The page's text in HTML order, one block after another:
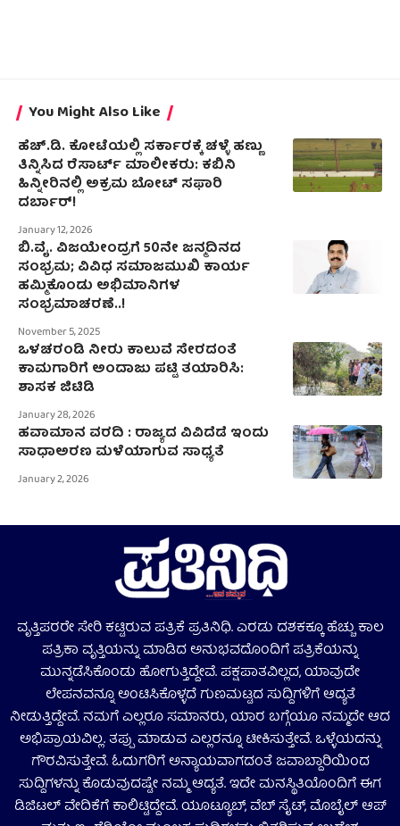
You Might Also Like
ಹೆಚ್.ಡಿ. ಕೋಟೆಯಲ್ಲಿ ಸರ್ಕಾರಕ್ಕೆ ಚಳ್ಳೆ ಹಣ್ಣು
ತಿನ್ನಿಸಿದ ರೆಸಾರ್ಟ್ ಮಾಲೀಕರು: ಕಬಿನಿ
ಹಿನ್ನೀರಿನಲ್ಲಿ ಅಕ್ರಮ ಬೋಟ್ ಸಫಾರಿ
ದರ್ಬಾರ್!
January 12, 2026
ಬಿ.ವೈ. ವಿಜಯೇಂದ್ರಗೆ 50ನೇ ಜನ್ಮದಿನದ
ಸಂಭ್ರಮ; ವಿವಿಧ ಸಮಾಜಮುಖಿ ಕಾರ್ಯ
ಹಮ್ಮಿಕೊಂಡು ಅಭಿಮಾನಿಗಳ
ಸಂಭ್ರಮಾಚರಣೆ..!
November 5, 2025
ಒಳಚರಂಡಿ ನೀರು ಕಾಲುವೆ ಸೇರದಂತೆ
ಕಾಮಗಾರಿಗೆ ಅಂದಾಜು ಪಟ್ಟಿ ತಯಾರಿಸಿ:
ಶಾಸಕ ಜಿಟಿಡಿ
January 28, 2026
ಹವಾಮಾನ ವರದಿ : ರಾಜ್ಯದ ವಿವಿದೆಡೆ ಇಂದು
ಸಾಧಾಅರಣ ಮಳೆಯಾಗುವ ಸಾಧ್ಯತೆ
January 2, 2026
ವೃತ್ತಿಪರರೇ ಸೇರಿ ಕಟ್ಟಿರುವ ಪತ್ರಿಕೆ ಪ್ರತಿನಿಧಿ. ಎರಡು ದಶಕಕ್ಕೂ ಹೆಚ್ಚು ಕಾಲ
ಪತ್ರಿಕಾ ವೃತ್ತಿಯನ್ನು ಮಾಡಿದ ಅನುಭವದೊಂದಿಗೆ ಪತ್ರಿಕೆಯನ್ನು
ಮುನ್ನಡೆಸಿಕೊಂಡು ಹೋಗುತ್ತಿದ್ದೇವೆ. ಪಕ್ಷಪಾತವಿಲ್ಲದ, ಯಾವುದೇ
ಲೇಪನವನ್ನೂ ಅಂಟಿಸಿಕೊಳ್ಳದೆ ಗುಣಮಟ್ಟದ ಸುದ್ದಿಗಳಿಗೆ ಆದ್ಯತೆ
ನೀಡುತ್ತಿದ್ದೇವೆ. ನಮಗೆ ಎಲ್ಲರೂ ಸಮಾನರು, ಯಾರ ಬಗ್ಗೆಯೂ ನಮ್ಮದೇ ಆದ
ಅಭಿಪ್ರಾಯವಿಲ್ಲ. ತಪ್ಪು ಮಾಡುವ ಎಲ್ಲರನ್ನೂ ಟೀಕಿಸುತ್ತೇವೆ. ಒಳ್ಳೆಯದನ್ನು
ಗೌರವಿಸುತ್ತೇವೆ. ಓದುಗರಿಗೆ ಅನ್ಯಾಯವಾಗದಂತೆ ಜವಾಬ್ದಾರಿಯಿಂದ
ಸುದ್ದಿಗಳನ್ನು ಕೊಡುವುದಷ್ಟೇ ನಮ್ಮ ಆದ್ಯತೆ. ಇದೇ ಮನಸ್ಥಿತಿಯೊಂದಿಗೆ ಈಗ
ಡಿಜಿಟಲ್‌ ವೇದಿಕೆಗೆ ಕಾಲಿಟ್ಟಿದ್ದೇವೆ. ಯೂಟ್ಯೂಬ್‌, ವೆಬ್ ಸೈಟ್‌, ಮೊಬೈಲ್‌ ಆಪ್‌